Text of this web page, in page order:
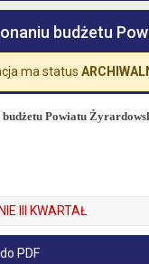
budżetu
ma status
Powiatu
III KWARTAŁ
PDF